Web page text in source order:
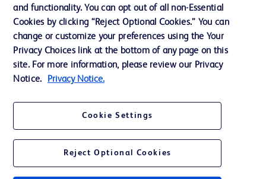
お問い合わせ
Cookie Preferences
プライバシーポリシー
© 2026 BD. All rights reserved. BD and the BD Logo are trademarks of
and functionality. You can opt out of all non-Essential
Cookies by clicking “Reject Optional Cookies.” You can
change or customize your preferences using the Your
Privacy Choices link at the bottom of any page on this
site. For more information, please review our Privacy
Notice.
Privacy Notice.
Cookie Settings
Reject Optional Cookies